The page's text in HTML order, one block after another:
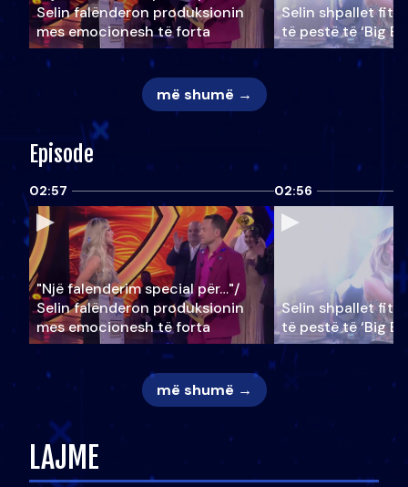
Selin falënderon produksionin
mes emocionesh të forta
Selin shpallet
të pestë të ‘Big
më shumë →
Episode
02:57
"Një falenderim special për…"/
Selin falënderon produksionin
mes emocionesh të forta
02:56
Selin shpallet
të pestë të ‘Big
më shumë →
LAJME